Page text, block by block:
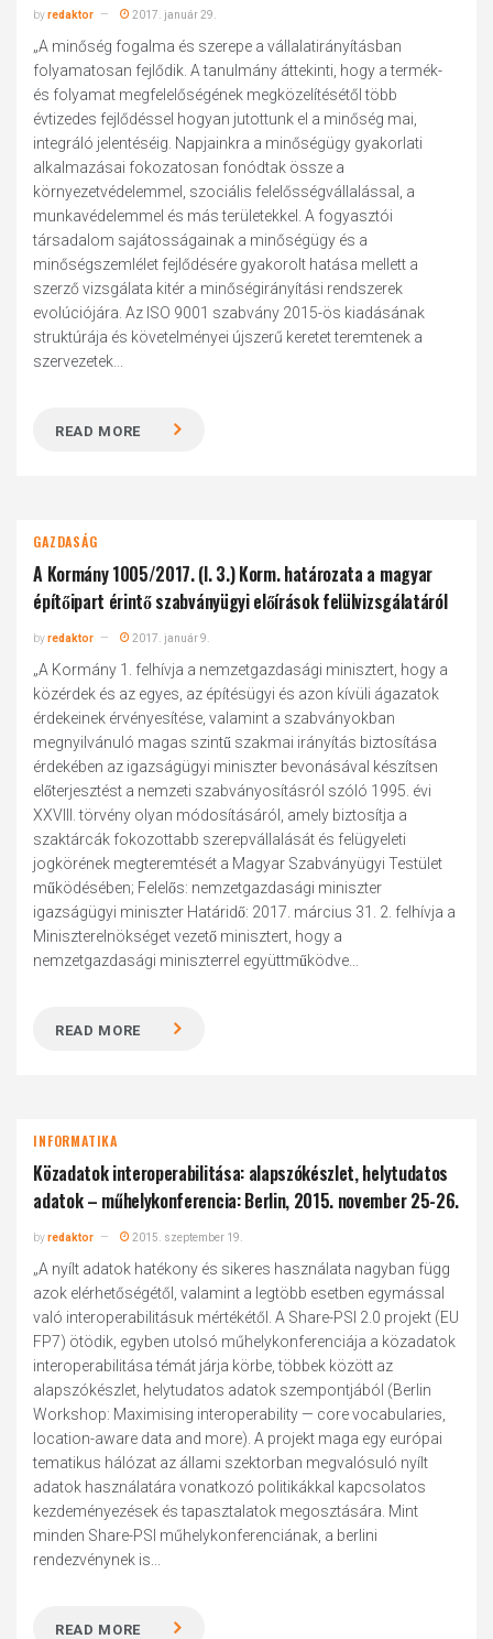
byredaktor 2017. január 29.
„A minőség fogalma és szerepe a vállalatirányításban
folyamatosan fejlődik. A tanulmány áttekinti, hogy a termék-
és folyamat megfelelőségének megközelítésétől több
évtizedes fejlődéssel hogyan jutottunk el a minőség mai,
integráló jelentéséig. Napjainkra a minőségügy gyakorlati
alkalmazásai fokozatosan fonódtak össze a
környezetvédelemmel, szociális felelősségvállalással, a
munkavédelemmel és más területekkel. A fogyasztói
társadalom sajátosságainak a minőségügy és a
minőségszemlélet fejlődésére gyakorolt hatása mellett a
szerző vizsgálata kitér a minőségirányítási rendszerek
evolúciójára. Az ISO 9001 szabvány 2015-ös kiadásának
struktúrája és követelményei újszerű keretet teremtenek a
szervezetek...
READ MORE
GAZDASÁG
A Kormány 1005/2017. (I. 3.) Korm. határozata a magyar
építőipart érintő szabványügyi előírások felülvizsgálatáról
byredaktor 2017. január 9.
„A Kormány 1. felhívja a nemzetgazdasági minisztert, hogy a
közérdek és az egyes, az építésügyi és azon kívüli ágazatok
érdekeinek érvényesítése, valamint a szabványokban
megnyilvánuló magas szintű szakmai irányítás biztosítása
érdekében az igazságügyi miniszter bevonásával készítsen
előterjesztést a nemzeti szabványosításról szóló 1995. évi
XXVIII. törvény olyan módosításáról, amely biztosítja a
szaktárcák fokozottabb szerepvállalását és felügyeleti
jogkörének megteremtését a Magyar Szabványügyi Testület
működésében; Felelős: nemzetgazdasági miniszter
igazságügyi miniszter Határidő: 2017. március 31. 2. felhívja a
Miniszterelnökséget vezető minisztert, hogy a
nemzetgazdasági miniszterrel együttműködve...
READ MORE
INFORMATIKA
Közadatok interoperabilitása: alapszókészlet, helytudatos
adatok – műhelykonferencia: Berlin, 2015. november 25-26.
byredaktor 2015. szeptember 19.
„A nyílt adatok hatékony és sikeres használata nagyban függ
azok elérhetőségétől, valamint a legtöbb esetben egymással
való interoperabilitásuk mértékétől. A Share-PSI 2.0 projekt (EU
FP7) ötödik, egyben utolsó műhelykonferenciája a közadatok
interoperabilitása témát járja körbe, többek között az
alapszókészlet, helytudatos adatok szempontjából (Berlin
Workshop: Maximising interoperability — core vocabularies,
location-aware data and more). A projekt maga egy európai
tematikus hálózat az állami szektorban megvalósuló nyílt
adatok használatára vonatkozó politikákkal kapcsolatos
kezdeményezések és tapasztalatok megosztására. Mint
minden Share-PSI műhelykonferenciának, a berlini
rendezvénynek is...
READ MORE